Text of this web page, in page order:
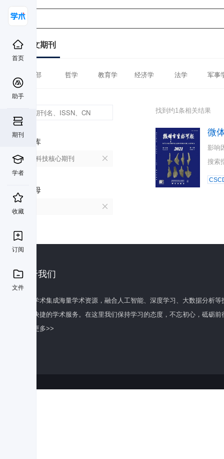
首页
助手
期刊
学者
收藏
订阅
文件
中文期刊
全部 哲学 教育学 经济学 法学 军事
数据库
中国科技核心期刊
首字母
找到约1条相关结果
微
影响
搜索
关于我们
百度学术集成海量学术资源，融合人工智能、深度学习、大数据分析
全面快捷的学术服务。在这里我们保持学习的态度，不忘初心，砥砺前
了解更多>>